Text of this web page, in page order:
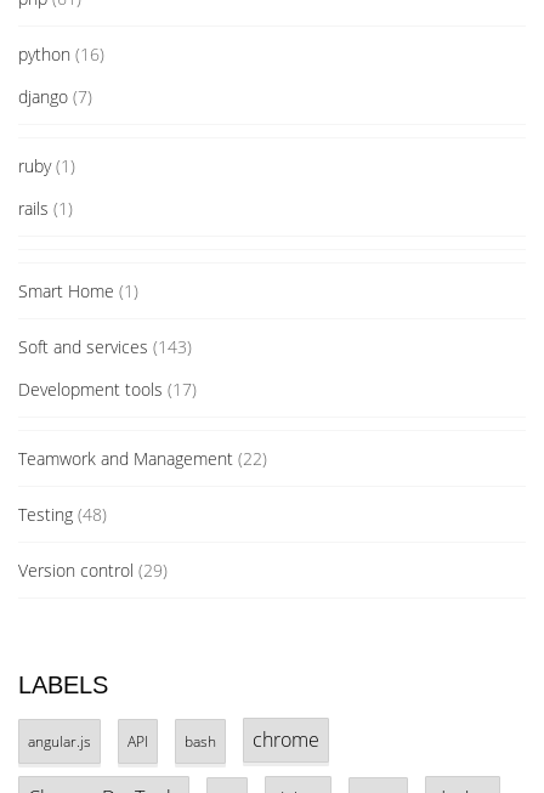
python (16)
django (7)
ruby(1)
rails (1)
Smart Home (1)
Soft and services (143)
Development tools (17)
Teamwork and Management (22)
Testing (48)
Version control (29)
LABELS
angular.js API bash chrome